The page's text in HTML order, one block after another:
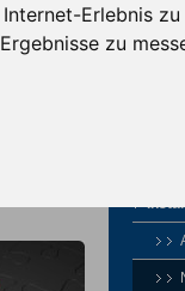
Erlebnis
zu